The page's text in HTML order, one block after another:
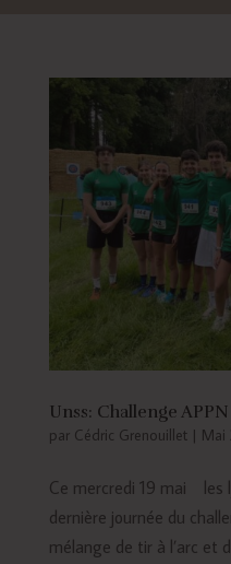
Unss: Challenge APPN
par Cédric Grenouillet| Mai
Ce mercredi 19 mai les
dernière journée du
mélange de tir à l’arc et